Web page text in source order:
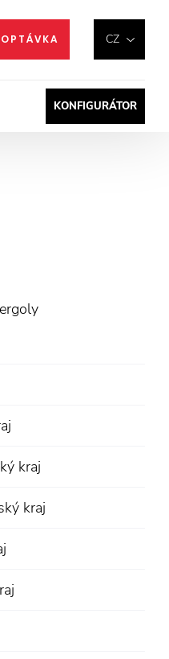
CZ
KONFIGURÁTOR
kraj
kraj